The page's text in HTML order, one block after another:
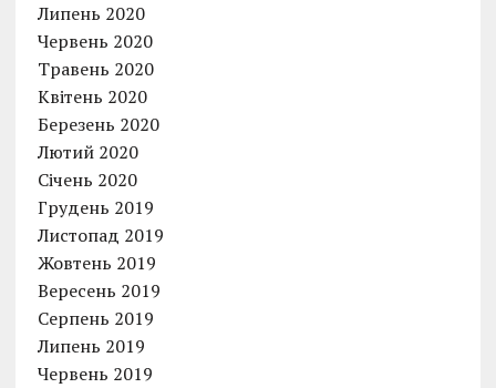
Липень 2020
Червень 2020
Травень 2020
Квітень 2020
Березень 2020
Лютий 2020
Січень 2020
Грудень 2019
Листопад 2019
Жовтень 2019
Вересень 2019
Серпень 2019
Липень 2019
Червень 2019